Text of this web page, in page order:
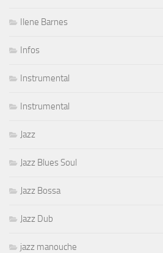
Ilene Barnes
Infos
Instrumental
Instrumental
Jazz
Jazz Blues Soul
Jazz Bossa
Jazz Dub
jazz manouche